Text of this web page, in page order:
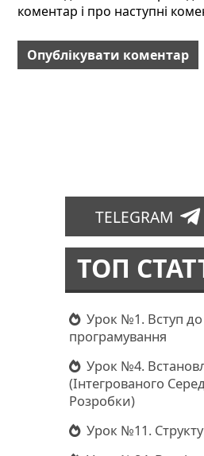
коментар і про наступні
TELEGRAM
ТОП
Урок №1. Вступ до
програмування
Урок №4.
(Інтегрованого
Розробки)
Урок №11.